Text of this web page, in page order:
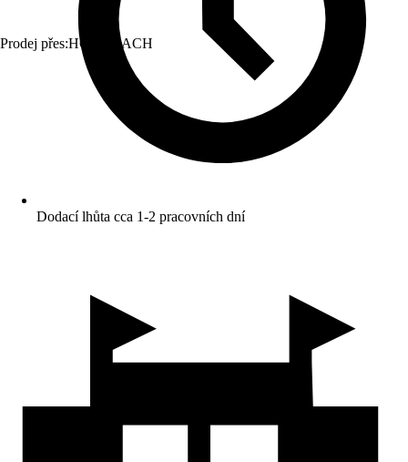
Prodej přes:HORNBACH
Dodací lhůta cca 1-2 pracovních dní